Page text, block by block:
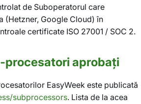
de Suboperatorul care
(Hetzner, Google Cloud) în
certificate ISO 27001 / SOC 2.
procesatori aprobați
EasyWeek este publicată
subprocessors. Lista de la acea